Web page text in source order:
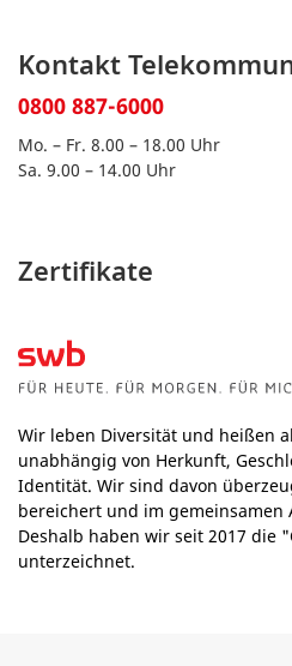
Kontakt
0800 887-6000
Mo. – Fr. 8.00 – 18.00 Uhr
Sa. 9.00 – 14.00 Uhr
Zertifikate
Wir leben Diversität und heißen
unabhängig von Herkunft,
Identität. Wir sind davon
bereichert und im
Deshalb haben wir seit 2017 die
unterzeichnet.